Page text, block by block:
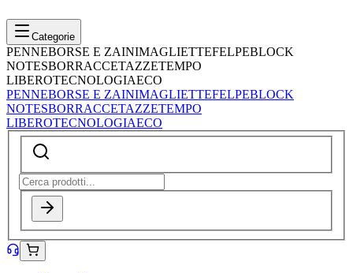
Categorie
PENNEBORSE E ZAINIMAGLIETTEFELPEBLOCK
NOTESBORRACCETAZZETEMPO
LIBEROTECNOLOGIAECO
PENNEBORSE E ZAINIMAGLIETTEFELPEBLOCK
NOTESBORRACCETAZZETEMPO
LIBEROTECNOLOGIAECO